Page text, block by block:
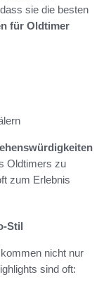
sie die besten
für Oldtimer
Oldtimers zu
zum Erlebnis
Stil
kommen nicht nur
sind oft: